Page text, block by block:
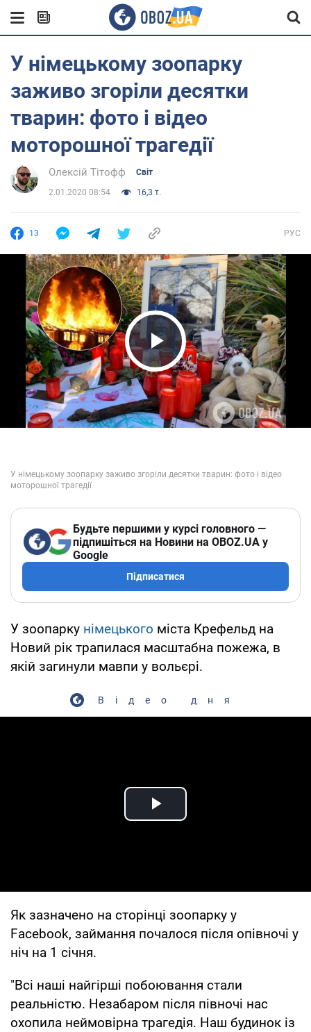
У німецькому зоопарку
заживо згоріли десятки
тварин: фото і відео
моторошної трагедії
Олексій Тітофф Світ
2.01.2020 08:54 16,3 т.
13 РУС
Play Video
Будьте першими у курсі головного —
підпишіться на Новини на OBOZ.UA у
Google
Підписатися
У зоопарку німецького міста Крефельд на
Новий рік трапилася масштабна пожежа, в
якій загинули мавпи у вольєрі.
Відео дня
Play Video
Як зазначено на сторінці зоопарку у
Facebook, займання почалося після опівночі у
ніч на 1 січня.
"Всі наші найгірші побоювання стали
реальністю. Незабаром після півночі нас
охопила неймовірна трагедія. Наш будинок із